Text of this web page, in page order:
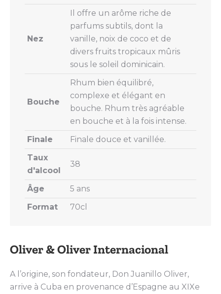
Oliver & Oliver Internacional
A l’origine, son fondateur, Don Juanillo Oliver,
arrive à Cuba en provenance d’Espagne au XIXe
Nez
Il offre un arôme riche de
parfums subtils, dont la
vanille, noix de coco et de
divers fruits tropicaux mûris
sous le soleil dominicain.
Bouche
Rhum bien équilibré,
complexe et élégant en
bouche. Rhum très agréable
en bouche et à la fois intense.
Finale
Finale douce et vanillée.
Taux
d'alcool
38
Âge
5 ans
Format
70cl